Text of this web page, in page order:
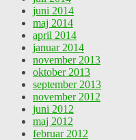
juni 2014
maj 2014
april 2014
januar 2014
november 2013
oktober 2013
september 2013
november 2012
juni 2012
maj 2012
februar 2012